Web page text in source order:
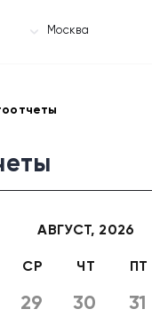
Москва
АВГУСТ, 2026
СР ЧТ ПТ
29 30 31